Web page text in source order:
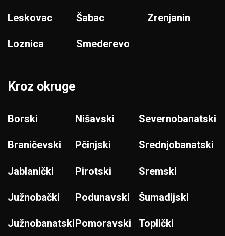
Leskovac
Loznica
Šabac
Smederevo
Zrenjanin
Kroz okruge
Borski
Braničevski
Jablanički
Južnobački
Južnobanatski
Nišavski
Pčinjski
Pirotski
Podunavski
Pomoravski
Severnobanatski
Srednjobanatski
Sremski
Šumadijski
Toplički